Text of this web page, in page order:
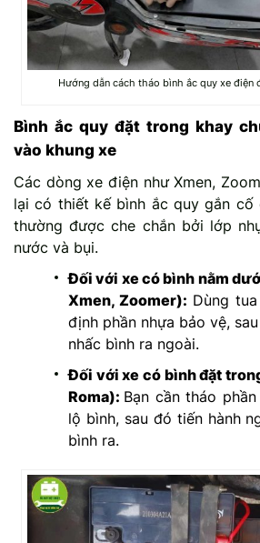
Hướng dẫn cách tháo bình ắc quy xe điện
Bình ắc quy đặt trong khay
vào khung xe
Các dòng xe điện như Xmen,
lại có thiết kế bình ắc quy gắn cố
thường được che chắn bởi lớp
nước và bụi.
Đối với xe có bình nằm
Xmen, Zoomer): Dùng
định phần nhựa bảo vệ,
nhấc bình ra ngoài.
Đối với xe có bình đặt
Roma): Bạn cần tháo
lộ bình, sau đó tiến hành
bình ra.